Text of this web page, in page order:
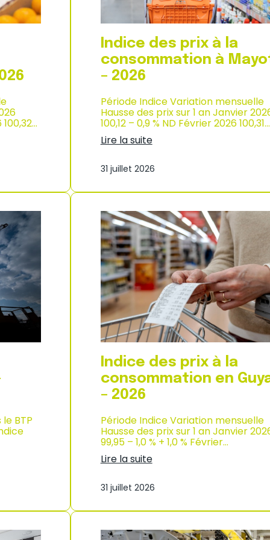
p
r
o
d
u
c
n
e
t
’
m
o
t
a
t
i
o
n
d
e
l
’
i
n
d
u
s
t
r
–
2
0
2
6
Indice des prix à la
consommation à
– 2026
Période Indice Variation mensuelle
Hausse des prix sur 1 an Janvier
100,12 – 0,9 % ND Février 2026 100,31…
Lire la suite
n
i
e
d
e
s
p
i
x
à
l
a
o
n
s
o
t
i
o
à
a
o
t
31 juillet 2026
BTP
Indice des prix à la
consommation en
– 2026
Période Indice Variation mensuelle
Hausse des prix sur 1 an Janvier
99,95 – 1,0 % + 1,0 % Février…
Lire la suite
n
i
e
31 juillet 2026